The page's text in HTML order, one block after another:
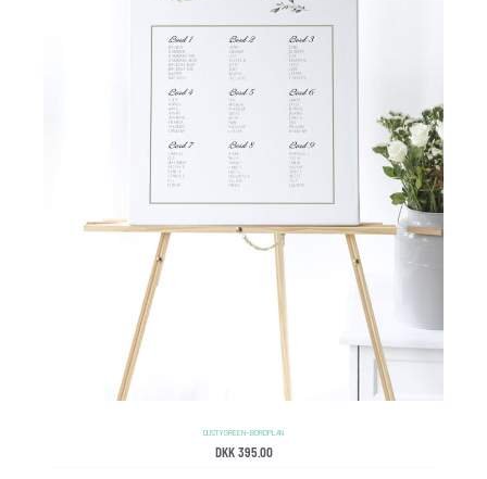
DUSTY GREEN – BORDPLAN
DKK395.00